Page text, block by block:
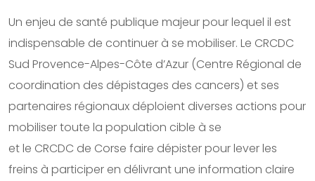
Un enjeu de santé publique majeur pour lequel il est
indispensable de continuer à se mobiliser. Le CRCDC
Sud Provence-Alpes-Côte d’Azur (Centre Régional de
coordination des dépistages des cancers) et ses
partenaires régionaux déploient diverses actions pour
mobiliser toute la population cible à se
et le CRCDC de Corse faire dépister pour lever les
freins à participer en délivrant une information claire